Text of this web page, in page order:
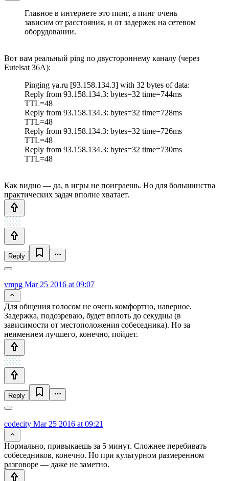
Главное в интернете это пинг, а пинг очень
зависим от расстояния, и от задержек на сетевом
оборудовании.
Вот вам реальный ping по двустороннему каналу (через
Eutelsat 36A):
Pinging ya.ru [93.158.134.3] with 32 bytes of data:
Reply from 93.158.134.3: bytes=32 time=744ms
TTL=48
Reply from 93.158.134.3: bytes=32 time=728ms
TTL=48
Reply from 93.158.134.3: bytes=32 time=726ms
TTL=48
Reply from 93.158.134.3: bytes=32 time=730ms
TTL=48
Как видно — да, в игры не поиграешь. Но для большинства
практических задач вполне хватает.
Reply
vmpg Mar 25 2016 at 09:07
Для общения голосом не очень комфортно, наверное.
Задержка, подозреваю, будет вплоть до секудны (в
зависимости от местоположения собеседника). Но за
неимением лучшего, конечно, пойдет.
Reply
codecity Mar 25 2016 at 09:21
Нормально, привыкаешь за 5 минут. Сложнее перебивать
собеседников, конечно. Но при культурном размеренном
разговоре — даже не заметно.